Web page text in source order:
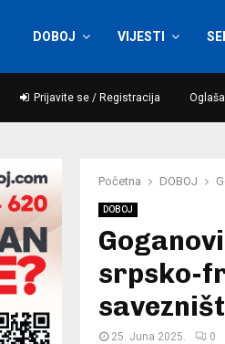
DOBOJ VIJESTI
Prijavite se / Registracija
Početna DOBOJ
DOBOJ
srpsko-
25. Juna 2025. 0